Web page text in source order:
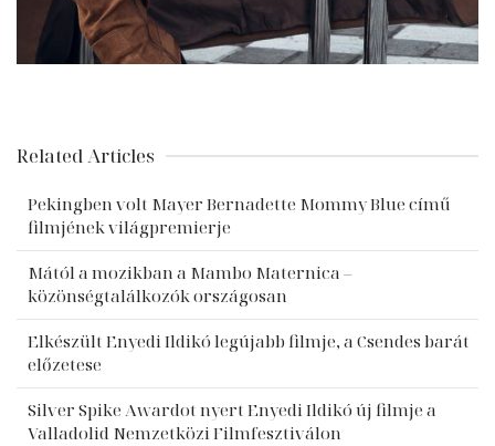
Related Articles
Pekingben volt Mayer Bernadette Mommy Blue című
filmjének világpremierje
Mától a mozikban a Mambo Maternica –
közönségtalálkozók országosan
Elkészült Enyedi Ildikó legújabb filmje, a Csendes barát
előzetese
Silver Spike Awardot nyert Enyedi Ildikó új filmje a
Valladolid Nemzetközi Filmfesztiválon